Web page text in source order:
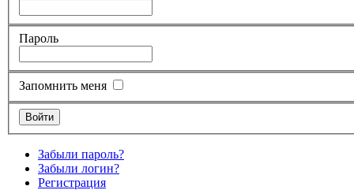
Пароль
Запомнить меня
Забыли пароль?
Забыли логин?
Регистрация